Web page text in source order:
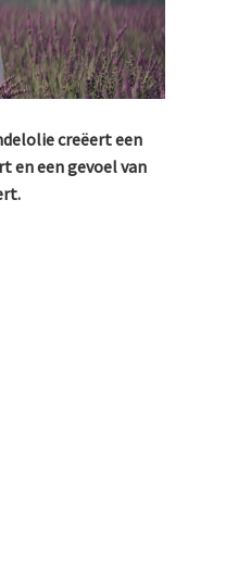
creëert een
en een gevoel van